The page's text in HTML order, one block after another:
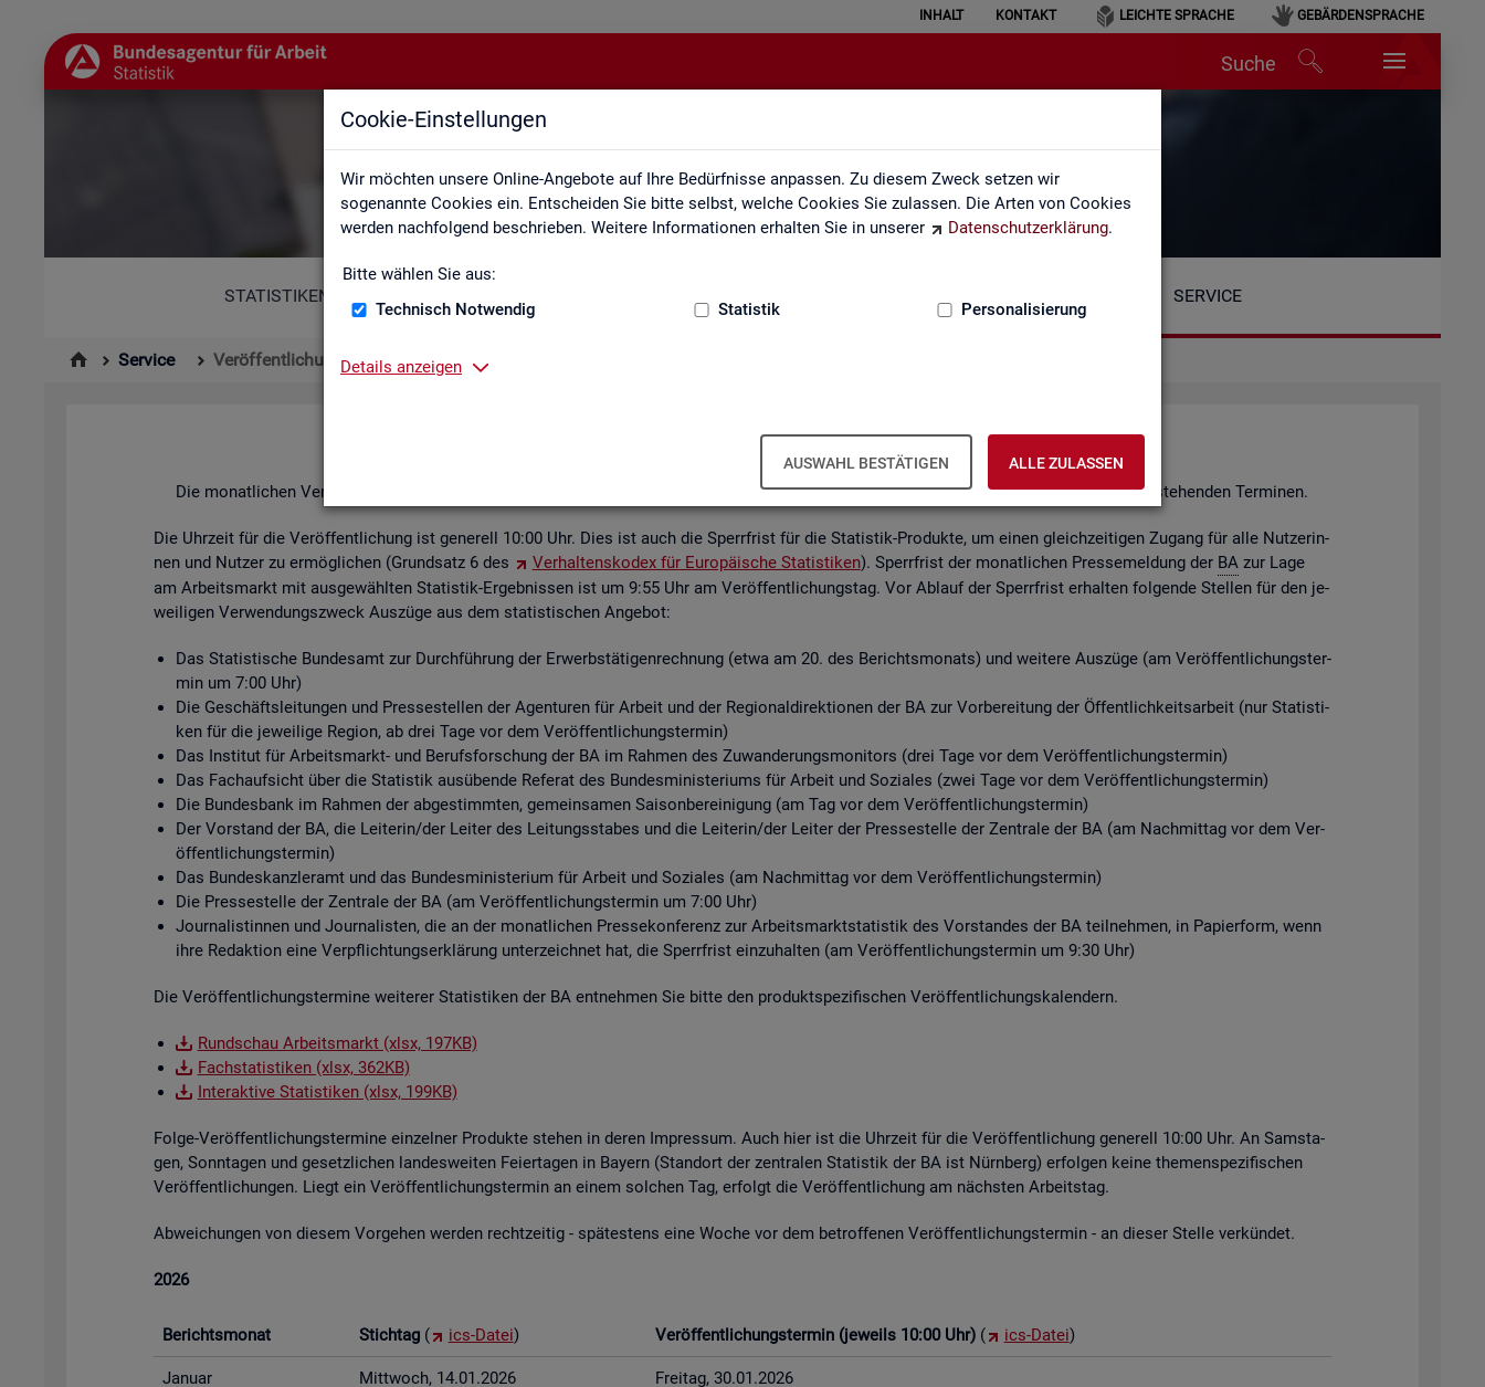
Cookie-Einstellungen
Wir möchten unsere Online-Angebote auf Ihre Bedürfnisse anpassen. Zu diesem Zweck setzen wir
sogenannte Cookies ein. Entscheiden Sie bitte selbst, welche Cookies Sie zulassen. Die Arten von Cookies
werden nachfolgend beschrieben. Weitere Informationen erhalten Sie in unserer
Datenschutzerklärung.
Bitte wählen Sie aus:
Technisch Notwendig
Statistik Personalisierung
Details anzeigen
AUSWAHL BESTÄTIGEN ALLE ZULASSEN
INHALT KONTAKT LEICHTE SPRACHE GEBÄRDENSPRACHE
Suche
Veröffentlichungskalender
STATISTIKEN SERVICE
Service Veröffentlichungskalender
Ver­öf­fent­li­chungs­ka­len­der
Die mo­nat­li­chen Ver­öf­fent­li­chun­gen der Sta­tis­ti­ken über den Ar­beits­markt in Deutsch­land und in den Re­gio­nen er­fol­gen an den unten ste­hen­den Ter­mi­nen.
Die Uhr­zeit für die Ver­öf­fent­li­chung ist ge­ne­rell 10:00 Uhr. Dies ist auch die Sperr­frist für die Sta­tis­tik-Pro­duk­te, um einen gleich­zei­ti­gen Zu­gang für alle Nut­ze­rin­
nen und Nut­zer zu er­mög­li­chen (Grund­satz 6 des
Ver­hal­tens­ko­dex für Eu­ro­päi­sche Sta­tis­ti­ken). Sperr­frist der mo­nat­li­chen Pres­se­mel­dung der BAzur Lage
am Ar­beits­markt mit aus­ge­wähl­ten Sta­tis­tik-Er­geb­nis­sen ist um 9:55 Uhr am Ver­öf­fent­li­chungs­tag. Vor Ab­lauf der Sperr­frist er­hal­ten fol­gen­de Stel­len für den je­
wei­li­gen Ver­wen­dungs­zweck Aus­zü­ge aus dem sta­tis­ti­schen An­ge­bot:
Das Sta­tis­ti­sche Bun­des­amt zur Durch­füh­rung der Er­werbs­tä­ti­gen­rech­nung (etwa am 20. des Be­richts­mo­nats) und wei­te­re Aus­zü­ge (am Ver­öf­fent­li­chungs­ter­
min um 7:00 Uhr)
Die Ge­schäfts­lei­tun­gen und Pres­se­stel­len der Agen­tu­ren für Ar­beit und der Re­gio­nal­di­rek­tio­nen der BA zur Vor­be­rei­tung der Öf­fent­lich­keits­ar­beit (nur Sta­tis­ti­
ken für die je­wei­li­ge Re­gi­on, ab drei Tage vor dem Ver­öf­fent­li­chungs­ter­min)
Das In­sti­tut für Ar­beits­markt- und Be­rufs­for­schung der BA im Rah­men des Zu­wan­de­rungs­mo­ni­tors (drei Tage vor dem Ver­öf­fent­li­chungs­ter­min)
Das Fach­auf­sicht über die Sta­tis­tik aus­üben­de Re­fe­rat des Bun­des­mi­nis­te­ri­ums für Ar­beit und So­zia­les (zwei Tage vor dem Ver­öf­fent­li­chungs­ter­min)
Die Bun­des­bank im Rah­men der ab­ge­stimm­ten, ge­mein­sa­men Sai­son­be­rei­ni­gung (am Tag vor dem Ver­öf­fent­li­chungs­ter­min)
Der Vor­stand der BA, die Lei­te­rin/der Lei­ter des Lei­tungs­sta­bes und die Lei­te­rin/der Lei­ter der Pres­se­stel­le der Zen­tra­le der BA (am Nach­mit­tag vor dem Ver­
öf­fent­li­chungs­ter­min)
Das Bun­des­kanz­ler­amt und das Bun­des­mi­nis­te­ri­um für Ar­beit und So­zia­les (am Nach­mit­tag vor dem Ver­öf­fent­li­chungs­ter­min)
Die Pres­se­stel­le der Zen­tra­le der BA (am Ver­öf­fent­li­chungs­ter­min um 7:00 Uhr)
Jour­na­lis­tin­nen und Jour­na­lis­ten, die an der mo­nat­li­chen Pres­se­kon­fe­renz zur Ar­beits­markt­sta­tis­tik des Vor­stan­des der BA teil­neh­men, in Pa­pier­form, wenn
ihre Re­dak­ti­on eine Ver­pflich­tungs­er­klä­rung un­ter­zeich­net hat, die Sperr­frist ein­zu­hal­ten (am Ver­öf­fent­li­chungs­ter­min um 9:30 Uhr)
Die Ver­öf­fent­li­chungs­ter­mi­ne wei­te­rer Sta­tis­ti­ken der BA ent­neh­men Sie bitte den pro­dukt­spe­zi­fi­schen Ver­öf­fent­li­chungs­ka­len­dern.
Rund­schau Ar­beits­markt (xlsx, 197KB)
Fach­sta­tis­ti­ken (xlsx, 362KB)
In­ter­ak­ti­ve Sta­tis­ti­ken (xlsx, 199KB)
Folge-Ver­öf­fent­li­chungs­ter­mi­ne ein­zel­ner Pro­duk­te ste­hen in deren Im­pres­sum. Auch hier ist die Uhr­zeit für die Ver­öf­fent­li­chung ge­ne­rell 10:00 Uhr. An Sams­ta­
gen, Sonn­ta­gen und ge­setz­li­chen lan­des­wei­ten Fei­er­ta­gen in Bay­ern (Stand­ort der zen­tra­len Sta­tis­tik der BA ist Nürn­berg) er­fol­gen keine the­men­spe­zi­fi­schen
Ver­öf­fent­li­chun­gen. Liegt ein Ver­öf­fent­li­chungs­ter­min an einem sol­chen Tag, er­folgt die Ver­öf­fent­li­chung am nächs­ten Ar­beits­tag.
Ab­wei­chun­gen von die­sem Vor­ge­hen wer­den recht­zei­tig - spä­tes­tens eine Woche vor dem be­trof­fe­nen Ver­öf­fent­li­chungs­ter­min - an die­ser Stel­le ver­kün­det.
2026
Be­richts­mo­nat Stich­tag ( ics-Datei) Ver­öf­fent­li­chungs­ter­min (je­weils 10:00 Uhr) ( ics-Datei)
Ja­nu­ar Mitt­woch, 14.01.2026 Frei­tag, 30.01.2026